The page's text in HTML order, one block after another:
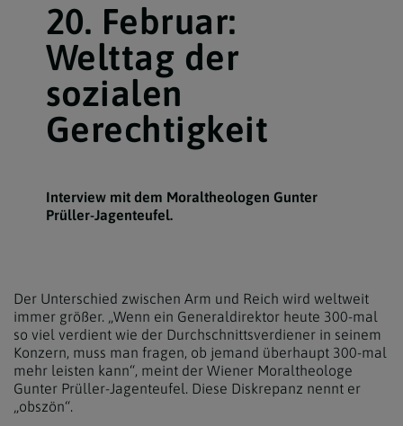
20. Februar:
Welttag der
sozialen
Gerechtigkeit
Interview mit dem Moraltheologen Gunter
Prüller-Jagenteufel.
Der Unterschied zwischen Arm und Reich wird weltweit
immer größer. „Wenn ein Generaldirektor heute 300-mal
so viel verdient wie der Durchschnittsverdiener in seinem
Konzern, muss man fragen, ob jemand überhaupt 300-mal
mehr leisten kann“, meint der Wiener Moraltheologe
Gunter Prüller-Jagenteufel. Diese Diskrepanz nennt er
„obszön“.